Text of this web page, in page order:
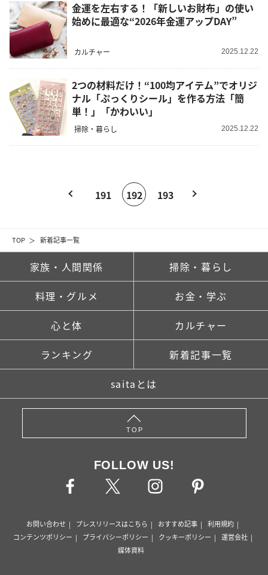
TOP 新着記事一覧
金運を左右する！「新しいお財布」の使い
始めに最適な“2026年金運アップDAY”
カルチャー 2025.12.22
2つの材料だけ！“100均アイテム”でオリジ
ナル「ぷっくりシール」を作る方法「簡
単！」「かわいい」
掃除・暮らし 2025.12.22
191 192 193
家族・人間関係 掃除・暮らし
料理・グルメ お金・学ぶ
心と体 カルチャー
ランキング 新着記事一覧
saitaとは
TOP
FOLLOW US!
お問い合わせ プレスリリースはこちら おすすめ記事
利用規約
コンテンツポリシー
プライバシーポリシー クッキーポリシー
運営会社
媒体資料